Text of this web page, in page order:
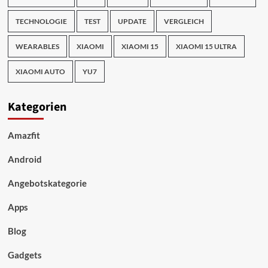
TECHNOLOGIE TEST UPDATE VERGLEICH
WEARABLES XIAOMI XIAOMI 15 XIAOMI 15 ULTRA
XIAOMI AUTO YU7
Kategorien
Amazfit
Android
Angebotskategorie
Apps
Blog
Gadgets